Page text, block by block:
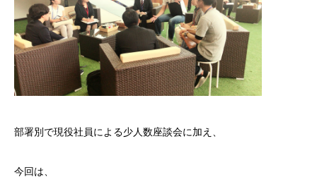
部署別で現役社員による少人数座談会に加え、
今回は、